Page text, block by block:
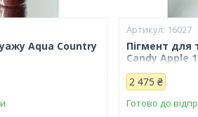
Aqua Country
16027
Пігмент для
Candy Apple
2 475 ₴
Готово до